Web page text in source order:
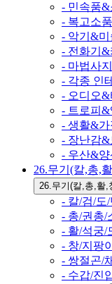
- 민속품
- 복고소품
- 악기&미
- 전화기
- 마법사지
- 각종 인
- 오디오&
- 트로피
- 생활&
- 장난감&
- 우산&양
26.무기(칼,총,
26.무기(칼,총,활,
- 칼/검/도
- 총/권총/
- 활/석궁/
- 창/지팡
- 쌍절곤/
- 수갑/진